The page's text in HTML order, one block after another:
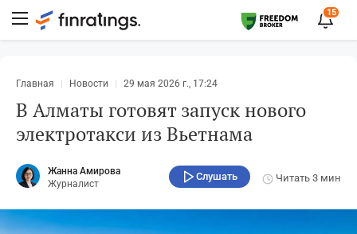
15
Главная Новости 29 мая 2026 г., 17:24
В Алматы готовят запуск нового
электротакси из Вьетнама
Жанна Амирова
Журналист
Слушать Читать 3 мин